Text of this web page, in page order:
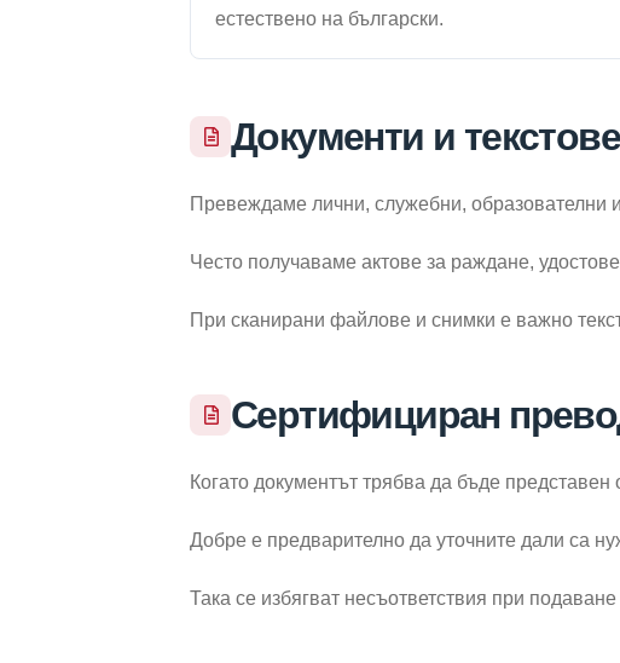
естествено на български.
Документи и
Превеждаме лични, служебни, образователни
Често получаваме актове за раждане,
При сканирани файлове и снимки е важно
Сертифициран
Когато документът трябва да бъде
Добре е предварително да уточните дали са
Така се избягват несъответствия при